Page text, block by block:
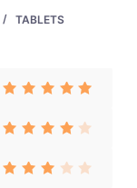
TABLETS
of 5